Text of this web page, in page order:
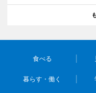
食べる
暮らす・働く